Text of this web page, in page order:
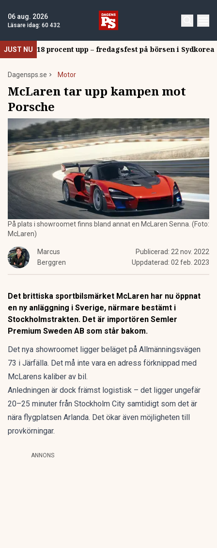
06 aug. 2026
Läsare idag: 60 432
JUST NU 18 procent upp – fredagsfest på börsen i Sydkorea
Dagensps.se Motor
McLaren tar upp kampen mot
Porsche
På plats i showroomet finns bland annat en McLaren Senna. (Foto:
McLaren)
Marcus
Berggren
Publicerad: 22 nov. 2022
Uppdaterad: 02 feb. 2023
Det brittiska sportbilsmärket McLaren har nu öppnat
en ny anläggning i Sverige, närmare bestämt i
Stockholmstrakten. Det är importören Semler
Premium Sweden AB som står bakom.
Det nya showroomet ligger beläget på Allmänningsvägen
73 i Järfälla. Det må inte vara en adress förknippad med
McLarens kaliber av bil.
Anledningen är dock främst logistisk – det ligger ungefär
20–25 minuter från Stockholm City samtidigt som det är
nära flygplatsen Arlanda. Det ökar även möjligheten till
provkörningar.
ANNONS